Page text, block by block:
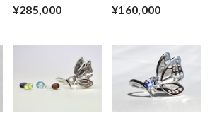
ー】
¥285,000 ¥160,000